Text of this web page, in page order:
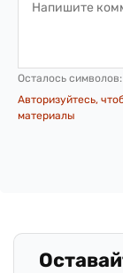
Осталось символов:
Авторизуйтесь,
материалы